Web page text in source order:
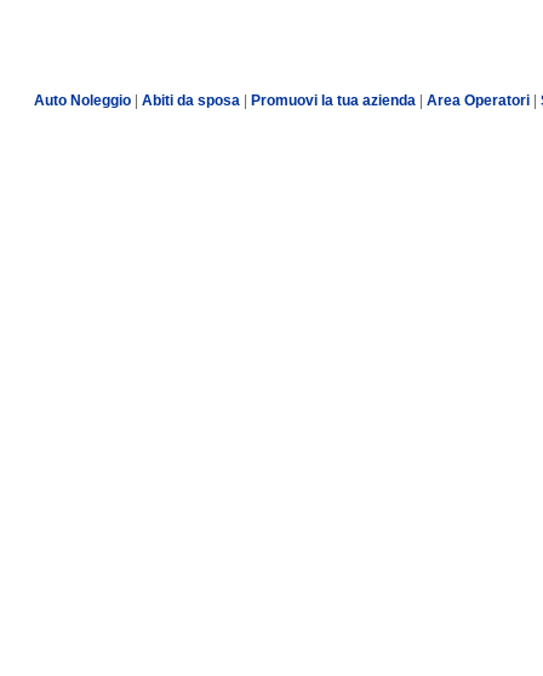
Auto Noleggio Abiti da sposa Promuovi la tua azienda Area Operatori